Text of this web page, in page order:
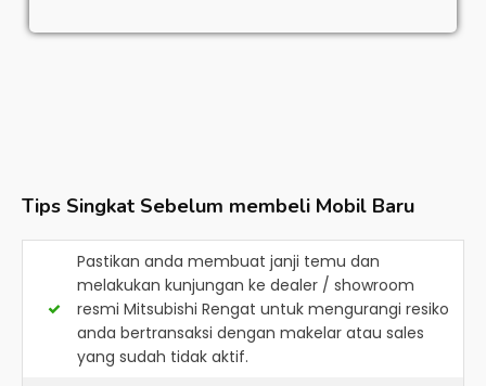
Tips Singkat Sebelum membeli Mobil Baru
Pastikan anda membuat janji temu dan
melakukan kunjungan ke dealer / showroom
resmi Mitsubishi Rengat untuk mengurangi resiko
anda bertransaksi dengan makelar atau sales
yang sudah tidak aktif.